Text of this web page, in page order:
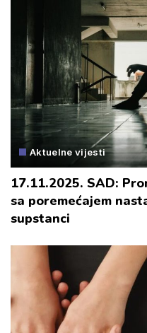
Aktuelne vijesti
17.11.2025. SAD:
sa poremećajem
supstanci